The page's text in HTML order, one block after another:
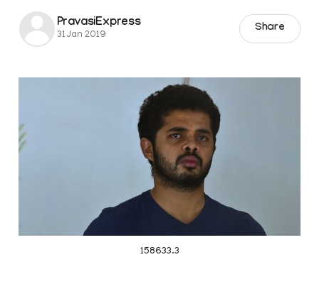
PravasiExpress
31 Jan 2019
Share
158633.3